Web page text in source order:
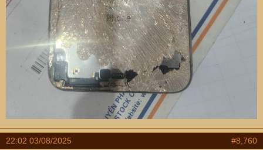
22:02 03/08/2025 #8,760